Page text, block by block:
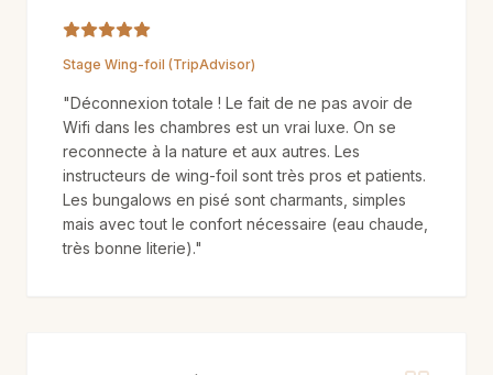
Stage Wing-foil (TripAdvisor)
"Déconnexion totale ! Le fait de ne pas avoir de
Wifi dans les chambres est un vrai luxe. On se
reconnecte à la nature et aux autres. Les
instructeurs de wing-foil sont très pros et patients.
Les bungalows en pisé sont charmants, simples
mais avec tout le confort nécessaire (eau chaude,
très bonne literie)."